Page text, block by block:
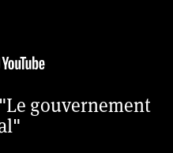
gouvernement